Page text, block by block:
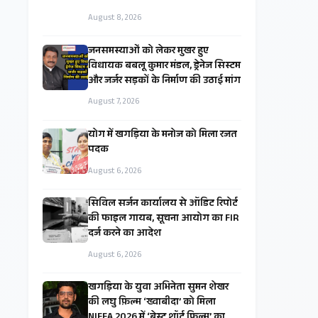
August 8, 2026
जनसमस्याओं को लेकर मुखर हुए
विधायक बबलू कुमार मंडल, ड्रेनेज सिस्टम
और जर्जर सड़कों के निर्माण की उठाई मांग
August 7, 2026
​योग में खगड़िया के मनोज को मिला रजत
पदक
August 6, 2026
सिविल सर्जन कार्यालय से ऑडिट रिपोर्ट
की फाइल गायब, सूचना आयोग का FIR
दर्ज करने का आदेश
August 6, 2026
खगड़िया के युवा अभिनेता सुमन शेखर
की लघु फ़िल्म ‘ख्वाबीदा’ को मिला